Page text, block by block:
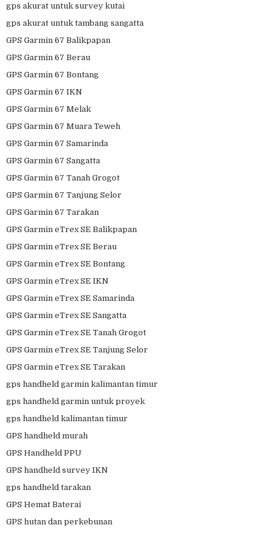
gps akurat untuk survey kutai
gps akurat untuk tambang sangatta
GPS Garmin 67 Balikpapan
GPS Garmin 67 Berau
GPS Garmin 67 Bontang
GPS Garmin 67 IKN
GPS Garmin 67 Melak
GPS Garmin 67 Muara Teweh
GPS Garmin 67 Samarinda
GPS Garmin 67 Sangatta
GPS Garmin 67 Tanah Grogot
GPS Garmin 67 Tanjung Selor
GPS Garmin 67 Tarakan
GPS Garmin eTrex SE Balikpapan
GPS Garmin eTrex SE Berau
GPS Garmin eTrex SE Bontang
GPS Garmin eTrex SE IKN
GPS Garmin eTrex SE Samarinda
GPS Garmin eTrex SE Sangatta
GPS Garmin eTrex SE Tanah Grogot
GPS Garmin eTrex SE Tanjung Selor
GPS Garmin eTrex SE Tarakan
gps handheld garmin kalimantan timur
gps handheld garmin untuk proyek
gps handheld kalimantan timur
GPS handheld murah
GPS Handheld PPU
GPS handheld survey IKN
gps handheld tarakan
GPS Hemat Baterai
GPS hutan dan perkebunan